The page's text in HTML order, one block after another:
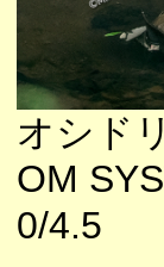
オシド
OM
0/4.5